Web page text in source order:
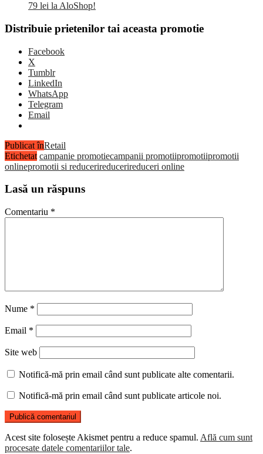
79 lei la AloShop!
Distribuie prietenilor tai aceasta promotie
Facebook
X
Tumblr
LinkedIn
WhatsApp
Telegram
Email
Publicat înRetail
Etichetat campanie promotiecampanii promotiipromotiipromotii
onlinepromotii si reducerireducerireduceri online
Lasă un răspuns
Comentariu *
Nume *
Email *
Site web
Notifică-mă prin email când sunt publicate alte comentarii.
Notifică-mă prin email când sunt publicate articole noi.
Acest site folosește Akismet pentru a reduce spamul. Află cum sunt
procesate datele comentariilor tale.